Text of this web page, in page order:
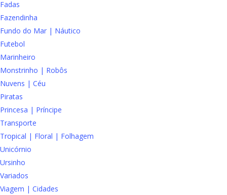
Fadas
Fazendinha
Fundo do Mar | Náutico
Futebol
Marinheiro
Monstrinho | Robôs
Nuvens | Céu
Piratas
Princesa | Príncipe
Transporte
Tropical | Floral | Folhagem
Unicórnio
Ursinho
Variados
Viagem | Cidades